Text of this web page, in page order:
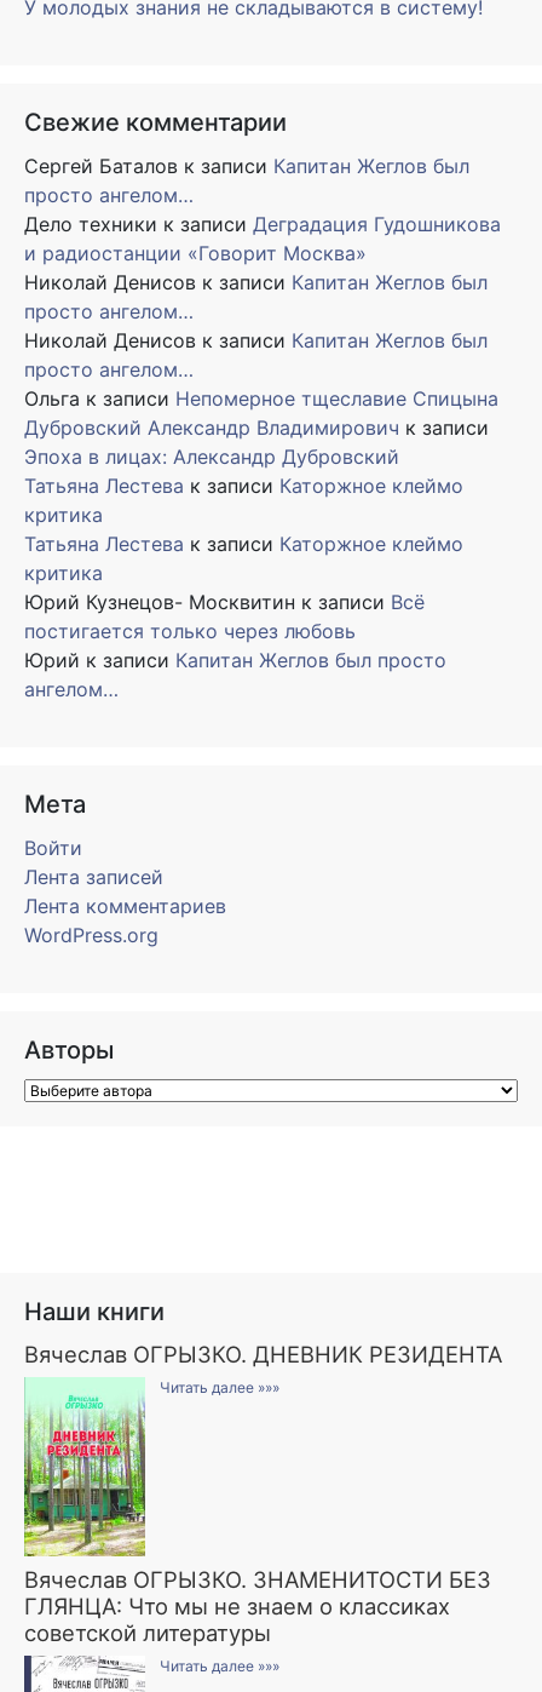
У молодых знания не складываются в систему!
Свежие комментарии
Сергей Баталов к записи Капитан Жеглов был
просто ангелом…
Дело техники к записи Деградация Гудошникова
и радиостанции «Говорит Москва»
Николай Денисов к записи Капитан Жеглов был
просто ангелом…
Николай Денисов к записи Капитан Жеглов был
просто ангелом…
Ольга к записи Непомерное тщеславие Спицына
Дубровский Александр Владимирович к записи
Эпоха в лицах: Александр Дубровский
Татьяна Лестева к записи Каторжное клеймо
критика
Татьяна Лестева к записи Каторжное клеймо
критика
Юрий Кузнецов- Москвитин к записи Всё
постигается только через любовь
Юрий к записи Капитан Жеглов был просто
ангелом…
Мета
Войти
Лента записей
Лента комментариев
WordPress.org
Авторы
Наши книги
Вячеслав ОГРЫЗКО. ДНЕВНИК РЕЗИДЕНТА
Читать далее »»»
Вячеслав ОГРЫЗКО. ЗНАМЕНИТОСТИ БЕЗ
ГЛЯНЦА: Что мы не знаем о классиках
советской литературы
Читать далее »»»